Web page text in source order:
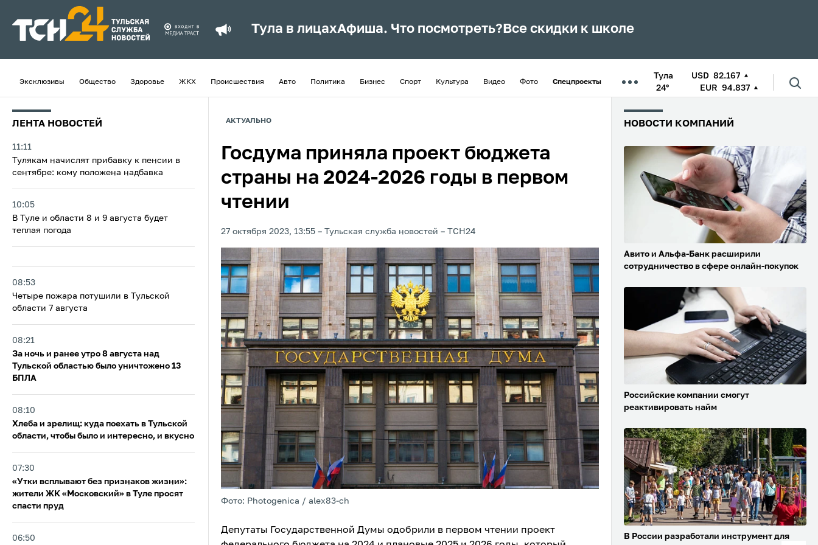
Тула в лицахАфиша. Что посмотреть? Все скидки к школе
Эксклюзивы Общество Здоровье ЖКХ Происшествия Авто Политика Бизнес Спорт Культура Видео Фото Спецпроекты
Тула
24°
USD 82.167
EUR 94.837
ЛЕНТА НОВОСТЕЙ
11:11
Тулякам начислят прибавку к пенсии в
сентябре: кому положена надбавка
10:05
В Туле и области 8 и 9 августа будет
теплая погода
08:53
Четыре пожара потушили в Тульской
области 7 августа
08:21
За ночь и ранее утро 8 августа над
Тульской областью было уничтожено 13
БПЛА
08:10
Хлеба и зрелищ: куда поехать в Тульской
области, чтобы было и интересно, и вкусно
07:30
«Утки всплывают без признаков жизни»:
жители ЖК «Московский» в Туле просят
спасти пруд
06:50
АКТУАЛЬНО
Госдума приняла проект бюджета
страны на 2024-2026 годы в первом
чтении
27 октября 2023, 13:55 Тульская служба новостей ТСН24
Фото: Photogenica / alex83-ch
Депутаты Государственной Думы одобрили в первом чтении проект
НОВОСТИ КОМПАНИЙ
Авито и Альфа-Банк расширили
сотрудничество в сфере онлайн-покупок
Российские компании смогут
реактивировать найм
В России разработали инструмент для